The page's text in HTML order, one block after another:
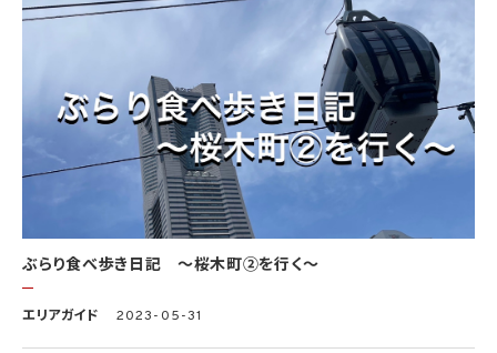
ぶらり食べ歩き日記 〜桜木町②を行く〜
エリアガイド 2023-05-31